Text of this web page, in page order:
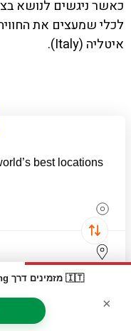
🇮🇹 מזמינים דרך Booking? קבלו
×
כאשר ניגשים לנושא
לכלי שמעצים את
איטליה (Italy).
best locations